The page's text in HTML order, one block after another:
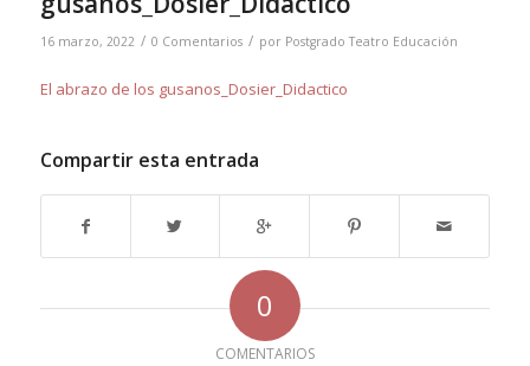
16 marzo, 2022 / 0 Comentarios / por Postgrado Teatro Educación
El abrazo de los gusanos_Dosier_Didactico
Compartir esta entrada
0
COMENTARIOS